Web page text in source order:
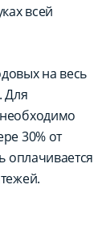
всей
на весь
Для
30% от
оплачивается